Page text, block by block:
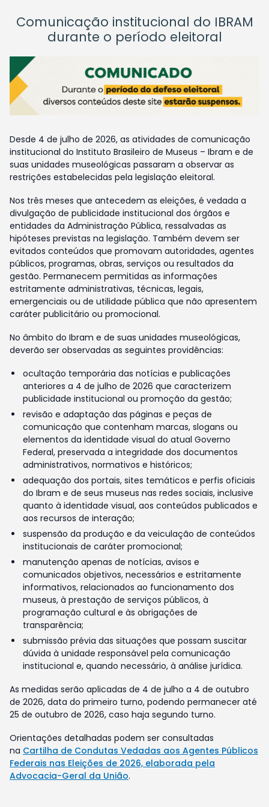
Comunicação institucional do IBRAM
durante o período eleitoral
Desde 4 de julho de 2026, as atividades de comunicação
institucional do Instituto Brasileiro de Museus – Ibram e de
suas unidades museológicas passaram a observar as
restrições estabelecidas pela legislação eleitoral.
Nos três meses que antecedem as eleições, é vedada a
divulgação de publicidade institucional dos órgãos e
entidades da Administração Pública, ressalvadas as
hipóteses previstas na legislação. Também devem ser
evitados conteúdos que promovam autoridades, agentes
públicos, programas, obras, serviços ou resultados da
gestão. Permanecem permitidas as informações
estritamente administrativas, técnicas, legais,
emergenciais ou de utilidade pública que não apresentem
caráter publicitário ou promocional.
No âmbito do Ibram e de suas unidades museológicas,
deverão ser observadas as seguintes providências:
ocultação temporária das notícias e publicações
anteriores a 4 de julho de 2026 que caracterizem
publicidade institucional ou promoção da gestão;
revisão e adaptação das páginas e peças de
comunicação que contenham marcas, slogans ou
elementos da identidade visual do atual Governo
Federal, preservada a integridade dos documentos
administrativos, normativos e históricos;
adequação dos portais, sites temáticos e perfis oficiais
do Ibram e de seus museus nas redes sociais, inclusive
quanto à identidade visual, aos conteúdos publicados e
aos recursos de interação;
suspensão da produção e da veiculação de conteúdos
institucionais de caráter promocional;
manutenção apenas de notícias, avisos e
comunicados objetivos, necessários e estritamente
informativos, relacionados ao funcionamento dos
museus, à prestação de serviços públicos, à
programação cultural e às obrigações de
transparência;
submissão prévia das situações que possam suscitar
dúvida à unidade responsável pela comunicação
institucional e, quando necessário, à análise jurídica.
As medidas serão aplicadas de 4 de julho a 4 de outubro
de 2026, data do primeiro turno, podendo permanecer até
25 de outubro de 2026, caso haja segundo turno.
Orientações detalhadas podem ser consultadas
na Cartilha de Condutas Vedadas aos Agentes Públicos
Federais nas Eleições de 2026, elaborada pela
Advocacia-Geral da União.